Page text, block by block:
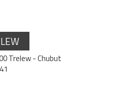
Trelew - Chubut